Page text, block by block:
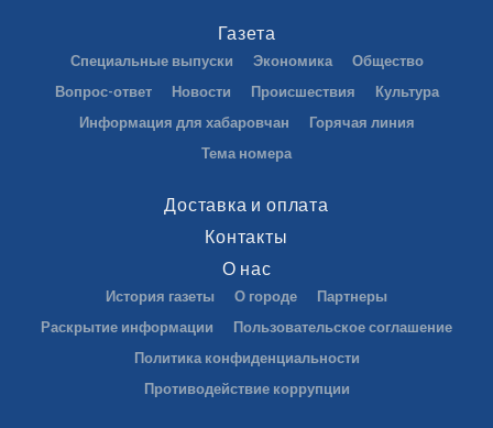
Газета
Специальные выпуски Экономика
Общество
Вопрос-ответ
Новости Происшествия
Культура
Информация для хабаровчан
Горячая линия
Тема номера
Доставка и оплата
Контакты
О нас
История газеты О городе
Партнеры
Раскрытие информации
Пользовательское соглашение
Политика конфиденциальности
Противодействие коррупции